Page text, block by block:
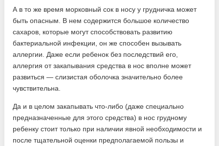
А в то же время морковный сок в носу у грудничка может
быть опасным. В нем содержится большое количество
сахаров, которые могут способствовать развитию
бактериальной инфекции, он же способен вызывать
аллергии. Даже если ребенок без последствий его,
аллергия от закапывания средства в нос вполне может
развиться — слизистая оболочка значительно более
чувствительна.
Да и в целом закапывать что-либо (даже специально
предназначенные для этого средства) в нос грудному
ребенку стоит только при наличии явной необходимости и
после тщательной оценки предполагаемой пользы и